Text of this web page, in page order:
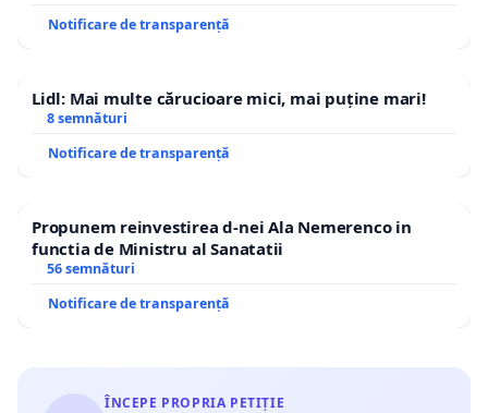
Notificare de transparență
Lidl: Mai multe cărucioare mici, mai puține mari!
8 semnături
Notificare de transparență
Propunem reinvestirea d-nei Ala Nemerenco in
functia de Ministru al Sanatatii
56 semnături
Notificare de transparență
ÎNCEPE PROPRIA PETIȚIE